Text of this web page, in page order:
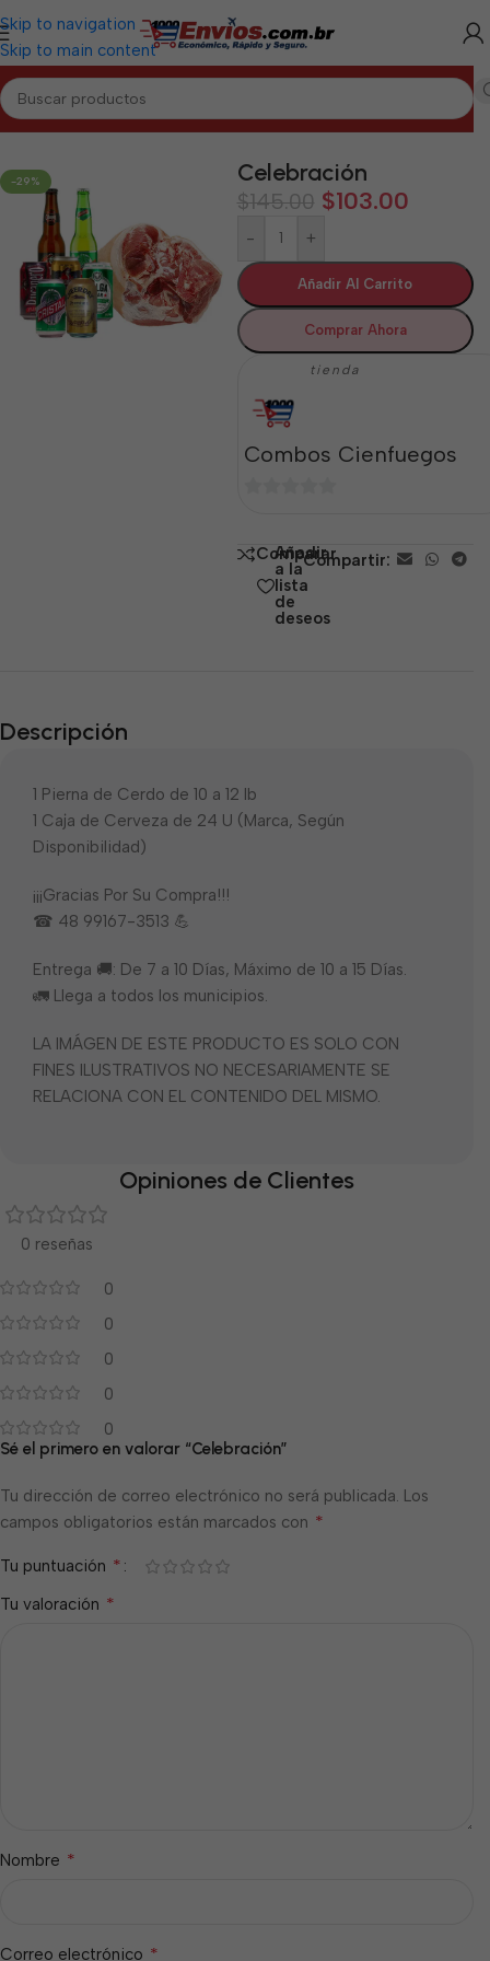
Skip to navigation
Skip to main content
Inicio/CIENFUEGOS/Combos Cienfuegos
-29% Celebración
$145.00 $103.00
- +
Añadir Al Carrito
Comprar Ahora
tienda
Combos Cienfuegos
5 Comparar
Añadir
a la
lista
de
deseos
Compartir:
Descripción
1 Pierna de Cerdo de 10 a 12 lb
1 Caja de Cerveza de 24 U (Marca, Según
Disponibilidad)
¡¡¡Gracias Por Su Compra!!!
☎ 48 99167-3513 💪
Entrega 🚚: De 7 a 10 Días, Máximo de 10 a 15 Días.
🚛 Llega a todos los municipios.
LA IMÁGEN DE ESTE PRODUCTO ES SOLO CON
FINES ILUSTRATIVOS NO NECESARIAMENTE SE
RELACIONA CON EL CONTENIDO DEL MISMO.
Opiniones de Clientes
0 reseñas
0
0
0
0
0
Sé el primero en valorar “Celebración”
Tu dirección de correo electrónico no será publicada. Los
campos obligatorios están marcados con *
Tu puntuación *
Tu valoración *
Nombre *
Correo electrónico *